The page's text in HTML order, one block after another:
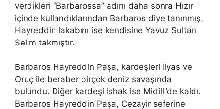
verdikleri “Barbarossa” adını daha sonra Hızır
içinde kullandıklarından Barbaros diye tanınmış,
Hayreddin lakabını ise kendisine Yavuz Sultan
Selim takmıştır.
Barbaros Hayreddin Paşa, kardeşleri İlyas ve
Oruç ile beraber birçok deniz savaşında
bulundu. Diğer kardeşi İshak ise Midilli’de kaldı.
Barbaros Hayreddin Paşa, Cezayir seferine